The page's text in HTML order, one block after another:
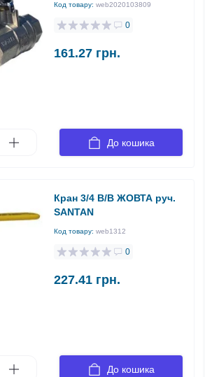
Код товару: web2020103809
0
161.27 грн.
До кошика
Кран 3/4 В/В ЖОВТА руч.
SANTAN
Код товару: web1312
0
227.41 грн.
До кошика